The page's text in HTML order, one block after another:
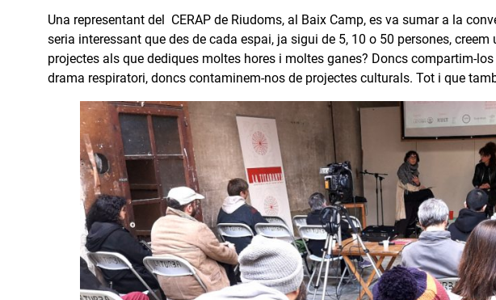
Una representant del CERAP de Riudoms, al Baix Camp, es va sumar a la
seria interessant que des de cada espai, ja sigui de 5, 10 o 50 persones,
projectes als que dediques moltes hores i moltes ganes? Doncs compartim-
drama respiratori, doncs contaminem-nos de projectes culturals. Tot i que